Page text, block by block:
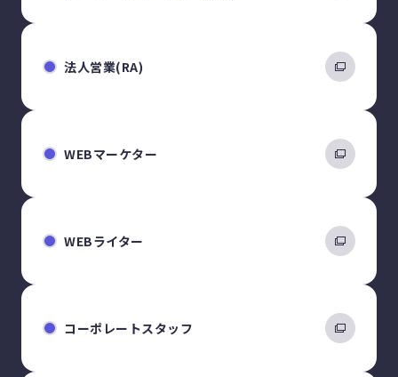
法人営業(RA)
WEBマーケター
WEBライター
コーポレートスタッフ